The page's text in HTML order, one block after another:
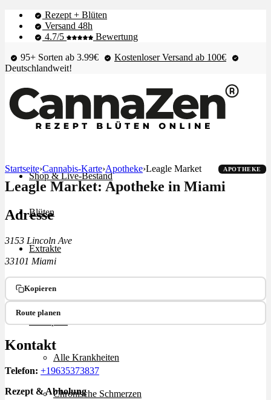
Rezept + Blüten
Versand 48h
4.7/5
Bewertung
95+ Sorten ab 3.99€
Kostenloser Versand ab 100€
Deutschlandweit!
Shop & Live-Bestand
Blüten
Extrakte
Ablauf
Alle Krankheiten
Chronische Schmerzen
Startseite›Cannabis-Karte›Apotheke›Leagle Market APOTHEKE
Leagle Market: Apotheke in Miami
Adresse
3153 Lincoln Ave
33101 Miami
Kopieren
Route planen
Kontakt
Telefon: +19635373837
Rezept & Abholung